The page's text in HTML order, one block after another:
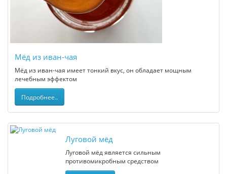
Мёд из иван-чая
Мёд из иван-чая имеет тонкий вкус, он обладает мощным
лечебным эффектом
Подробнее..
Луговой мёд
Луговой мёд является сильным
противомикробным средством